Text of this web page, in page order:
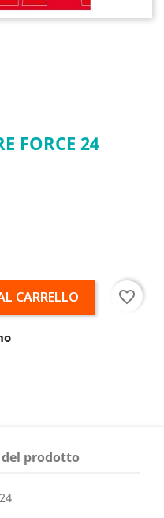
FORCE 24
CARRELLO favorite_border
prodotto